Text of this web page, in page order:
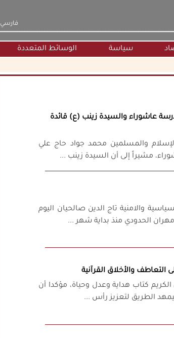
فارسي
سياسة الوسائط المتعددة
عاشوراء والسيدة زينب (ع) قائدة
والمسلمين محمد جواد حاج علي
مشيراً إلى أن السيدة زينب ...
والامنية تاج الدين صالحيان اليوم
والأخلاق القرآنية
كتاب هداية وعدل وحياة، مؤكدا أن
الطريق لتعزيز رأس ...